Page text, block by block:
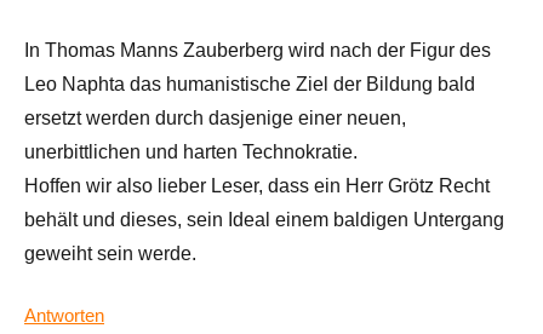
In Thomas Manns Zauberberg wird nach der Figur des
Leo Naphta das humanistische Ziel der Bildung bald
ersetzt werden durch dasjenige einer neuen,
unerbittlichen und harten Technokratie.
Hoffen wir also lieber Leser, dass ein Herr Grötz Recht
behält und dieses, sein Ideal einem baldigen Untergang
geweiht sein werde.
Antworten